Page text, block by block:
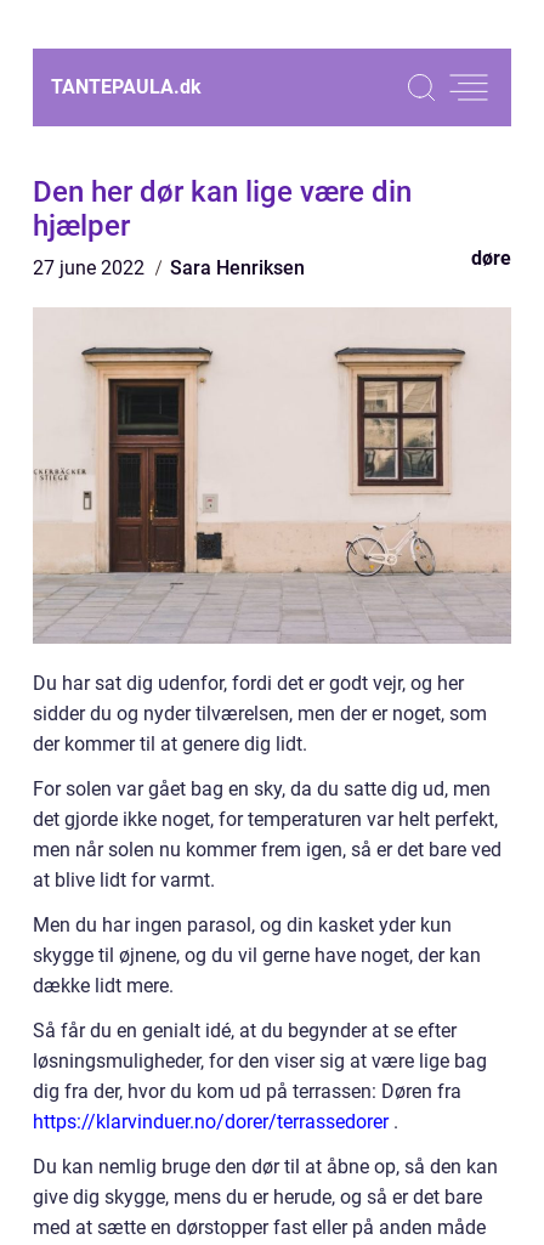
TANTEPAULA.dk
Den her dør kan lige være din
hjælper
27 june 2022 Sara Henriksen døre
Du har sat dig udenfor, fordi det er godt vejr, og her
sidder du og nyder tilværelsen, men der er noget, som
der kommer til at genere dig lidt.
For solen var gået bag en sky, da du satte dig ud, men
det gjorde ikke noget, for temperaturen var helt perfekt,
men når solen nu kommer frem igen, så er det bare ved
at blive lidt for varmt.
Men du har ingen parasol, og din kasket yder kun
skygge til øjnene, og du vil gerne have noget, der kan
dække lidt mere.
Så får du en genialt idé, at du begynder at se efter
løsningsmuligheder, for den viser sig at være lige bag
dig fra der, hvor du kom ud på terrassen: Døren fra
https://klarvinduer.no/dorer/terrassedorer.
Du kan nemlig bruge den dør til at åbne op, så den kan
give dig skygge, mens du er herude, og så er det bare
med at sætte en dørstopper fast eller på anden måde